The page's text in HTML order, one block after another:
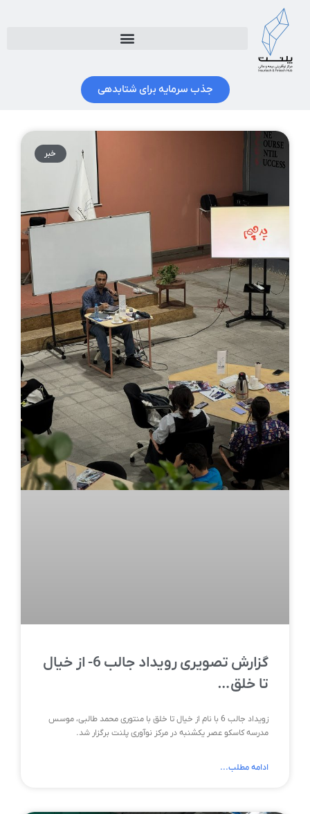
جذب سرمایه برای شتابدهی
خبر
گزارش تصویری رویداد جالب 6- از خیال
تا خلق…
زویداد جالب 6 با نام از خیال تا خلق با منتوری محمد طالبی، موسس
مدرسه کاسکو عصر یکشنبه در مرکز نوآوری پلنت برگزار شد.
ادامه مطلب...